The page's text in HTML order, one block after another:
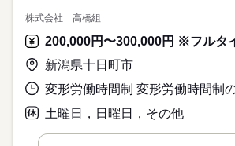
株式会社 高橋組
新潟県十日町市
土曜日，日曜日，その他